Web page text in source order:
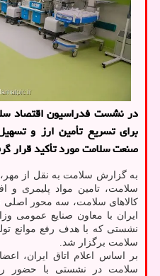
در نشست فدراسیون اقتصاد
برای تسریع تأمین ارز و
صنعت سلامت مورد تأکید قرار
به گزارش سلامت به نقل از
سلامت، تامین مواد پلیمری و
کالاهای سلامت، سه محور
ایران با معاون صنایع عمومی
نشستی که با هدف رفع موانع
سلامت برگزار شد.
بر اساس اعلام اتاق ایران،
سلامت در نشستی با حضور